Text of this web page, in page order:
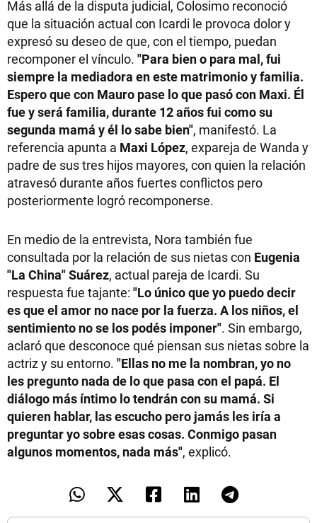
Más allá de la disputa judicial, Colosimo reconoció
que la situación actual con Icardi le provoca dolor y
expresó su deseo de que, con el tiempo, puedan
recomponer el vínculo. "Para bien o para mal, fui
siempre la mediadora en este matrimonio y familia.
Espero que con Mauro pase lo que pasó con Maxi. Él
fue y será familia, durante 12 años fui como su
segunda mamá y él lo sabe bien", manifestó. La
referencia apunta a Maxi López, expareja de Wanda y
padre de sus tres hijos mayores, con quien la relación
atravesó durante años fuertes conflictos pero
posteriormente logró recomponerse.
En medio de la entrevista, Nora también fue
consultada por la relación de sus nietas con Eugenia
"La China" Suárez, actual pareja de Icardi. Su
respuesta fue tajante: "Lo único que yo puedo decir
es que el amor no nace por la fuerza. A los niños, el
sentimiento no se los podés imponer". Sin embargo,
aclaró que desconoce qué piensan sus nietas sobre la
actriz y su entorno. "Ellas no me la nombran, yo no
les pregunto nada de lo que pasa con el papá. El
diálogo más íntimo lo tendrán con su mamá. Si
quieren hablar, las escucho pero jamás les iría a
preguntar yo sobre esas cosas. Conmigo pasan
algunos momentos, nada más", explicó.